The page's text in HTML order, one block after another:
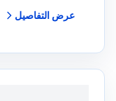
عرض التفاصيل